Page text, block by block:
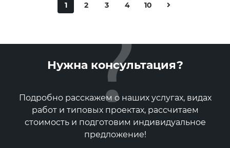
1 2 3 4 10
Нужна консультация?
Подробно расскажем о наших услугах, видах
работ и типовых проектах, рассчитаем
стоимость и подготовим индивидуальное
предложение!